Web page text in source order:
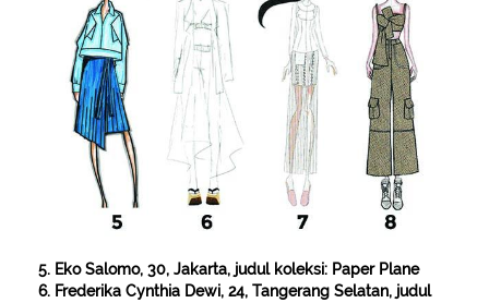
5. Eko Salomo, 30, Jakarta, judul koleksi: Paper Plane
6. Frederika Cynthia Dewi, 24, Tangerang Selatan, judul